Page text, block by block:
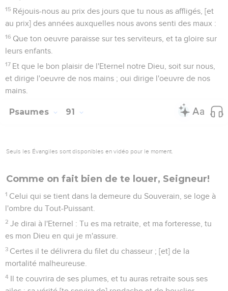
6 Ni de la mortalité qui marche dans les ténèbres ; ni de la
destruction qui fait le dégât en plein midi.
7 Il en tombera mille à ton côté, et dix mille à ta droite ; mais
la [destruction] n'approchera point de toi.
8 Seulement tu contempleras de tes yeux, et tu verras la
récompense des méchants.
9 Car tu es ma retraite, ô Eternel ! tu as établi le Souverain
Car il donnera charge de toi à ses Anges, afin qu'ils te
Ils te porteront dans leurs mains, de peur que ton pied ne
13
Tu marcheras sur le lion et sur l'aspic, [et] tu fouleras le
14
Puisqu'il m'aime avec affection, [dit le Seigneur], je le
délivrerai ; je le mettrai en une haute retraite, parce qu'il
connaît mon Nom.
15
détresse, je l'en retirerai, et le glorifierai.